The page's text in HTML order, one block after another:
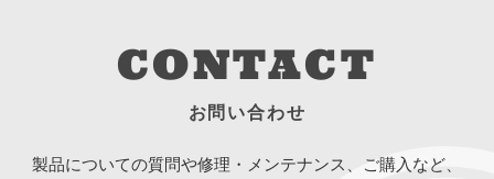
CONTACT
お問い合わせ
製品についての質問や修理・メンテナンス、ご購入など、